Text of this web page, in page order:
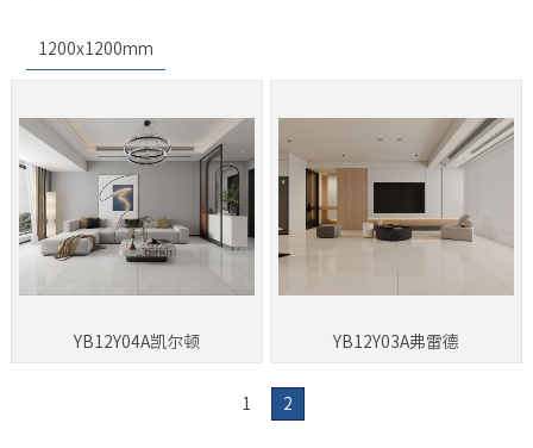
1200x1200mm
YB12Y04A凯尔顿 YB12Y03A弗雷德
1 2